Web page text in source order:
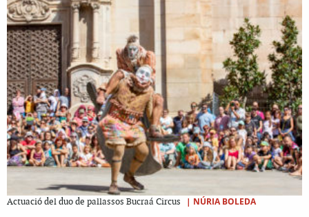
Actuació del duo de pallassos Bucraá Circus | NÚRIA BOLEDA